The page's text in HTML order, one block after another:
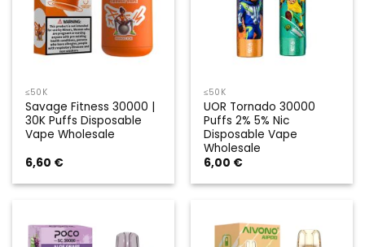
≤50K
Savage Fitness 30000 |
30K Puffs Disposable
Vape Wholesale
6,60 €
≤50K
UOR Tornado 30000
Puffs 2% 5% Nic
Disposable Vape
Wholesale
6,00 €